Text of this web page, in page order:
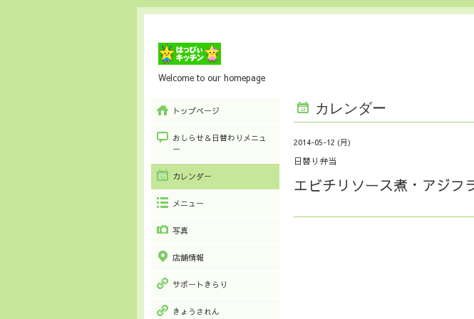
Welcome to our homepage
カレンダー
2014-05-12 (月)
日替り弁当
エビチリソース煮・アジフ
トップページ
おしらせ＆日替わりメニュ
ー
カレンダー
メニュー
写真
店舗情報
サポートきらり
きょうされん